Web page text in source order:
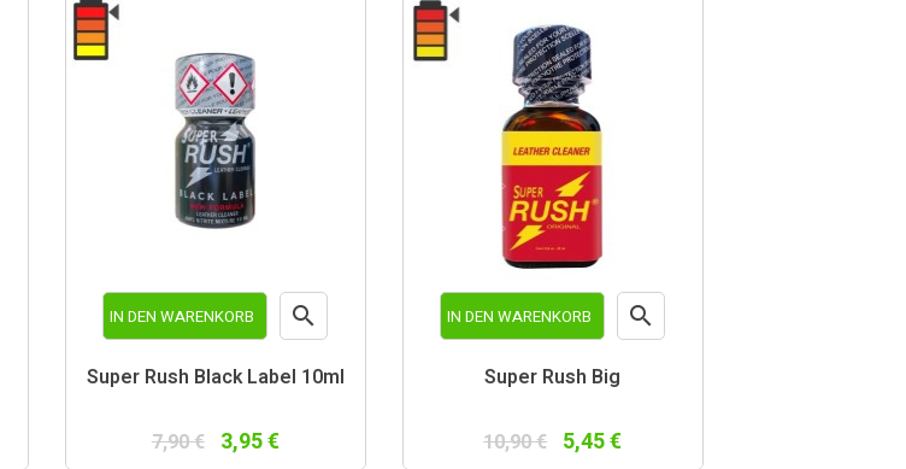
IN DEN WARENKORB 
Super Rush Black Label 10ml
7,90 € 3,95 €
IN DEN WARENKORB 
Super Rush Big
10,90 € 5,45 €